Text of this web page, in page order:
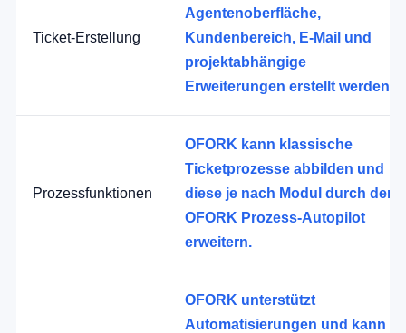
Ticket-Erstellung
Agentenoberfläche,
Kundenbereich, E-Mail und
projektabhängige
Erweiterungen erstellt werden.
Prozessfunktionen
OFORK kann klassische
Ticketprozesse abbilden und
diese je nach Modul durch den
OFORK Prozess-Autopilot
erweitern.
OFORK unterstützt
Automatisierungen und kann